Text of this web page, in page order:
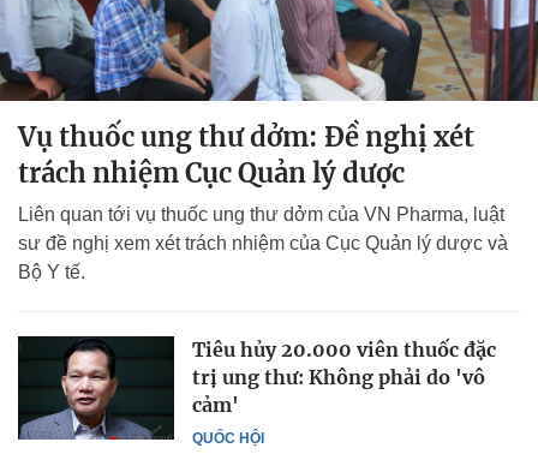
Vụ thuốc ung thư dởm: Đề nghị xét
trách nhiệm Cục Quản lý dược
Liên quan tới vụ thuốc ung thư dởm của VN Pharma, luật
sư đề nghị xem xét trách nhiệm của Cục Quản lý dược và
Bộ Y tế.
QUỐC HỘI
Tiêu hủy 20.000 viên thuốc đặc
trị ung thư: Không phải do 'vô
cảm'